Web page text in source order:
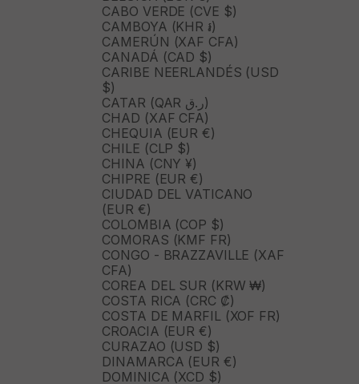
CABO VERDE (CVE $)
CAMBOYA (KHR ៛)
CAMERÚN (XAF CFA)
CANADÁ (CAD $)
CARIBE NEERLANDÉS (USD
$)
CATAR (QAR ر.ق)
CHAD (XAF CFA)
CHEQUIA (EUR €)
CHILE (CLP $)
CHINA (CNY ¥)
CHIPRE (EUR €)
CIUDAD DEL VATICANO
(EUR €)
COLOMBIA (COP $)
COMORAS (KMF FR)
CONGO - BRAZZAVILLE (XAF
CFA)
COREA DEL SUR (KRW ₩)
COSTA RICA (CRC ₡)
COSTA DE MARFIL (XOF FR)
CROACIA (EUR €)
CURAZAO (USD $)
DINAMARCA (EUR €)
DOMINICA (XCD $)